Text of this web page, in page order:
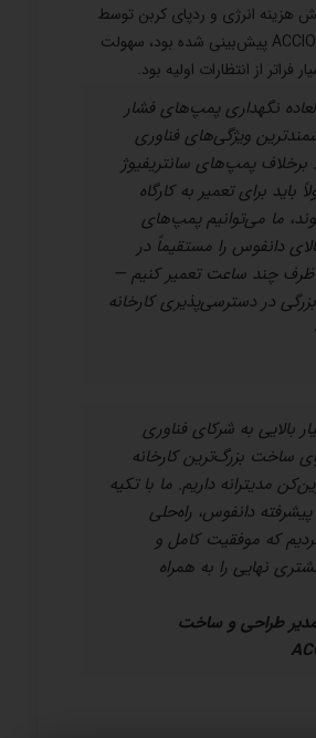
هزینه انرژی و ردپای کربن توسط
مهندسان ACCIONA Agua پیش‌بینی شده بود، سهولت
فراتر از انتظارات اولیه بود.
نگهداری پمپ‌های فشار
ویژگی‌های فناوری
پمپ‌های سانتریفیوژ
باید برای تعمیر به کارگاه
ما می‌توانیم پمپ‌های
دانفوس را مستقیماً در
ظرف چند ساعت تعمیر کنیم —
در دسترسی‌پذیری کارخانه
بالایی به شرکای فناوری
ساخت بزرگ‌ترین کارخانه
مدیترانه داریم. ما با تکیه
دانفوس، راه‌حلی
کردیم که موفقیت کامل و
۱۰۰٪ مشتری نهایی را به همراه
مدیر طراحی و ساخت